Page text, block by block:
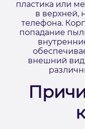
пластика или
в верхней,
телефона.
попадание
внешний